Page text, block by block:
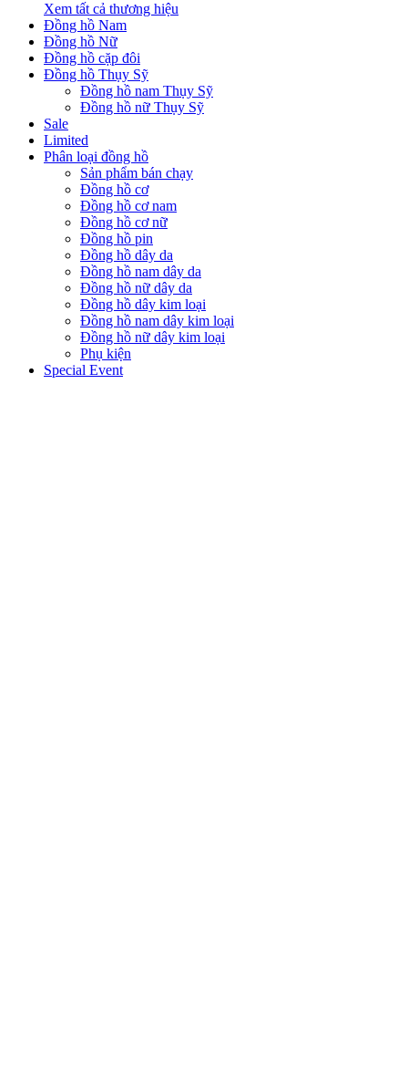
Xem tất cả thương hiệu
Đồng hồ Nam
Đồng hồ Nữ
Đồng hồ cặp đôi
Đồng hồ Thụy Sỹ
Đồng hồ nam Thụy Sỹ
Đồng hồ nữ Thụy Sỹ
Sale
Limited
Phân loại đồng hồ
Sản phẩm bán chạy
Đồng hồ cơ
Đồng hồ cơ nam
Đồng hồ cơ nữ
Đồng hồ pin
Đồng hồ dây da
Đồng hồ nam dây da
Đồng hồ nữ dây da
Đồng hồ dây kim loại
Đồng hồ nam dây kim loại
Đồng hồ nữ dây kim loại
Phụ kiện
Special Event